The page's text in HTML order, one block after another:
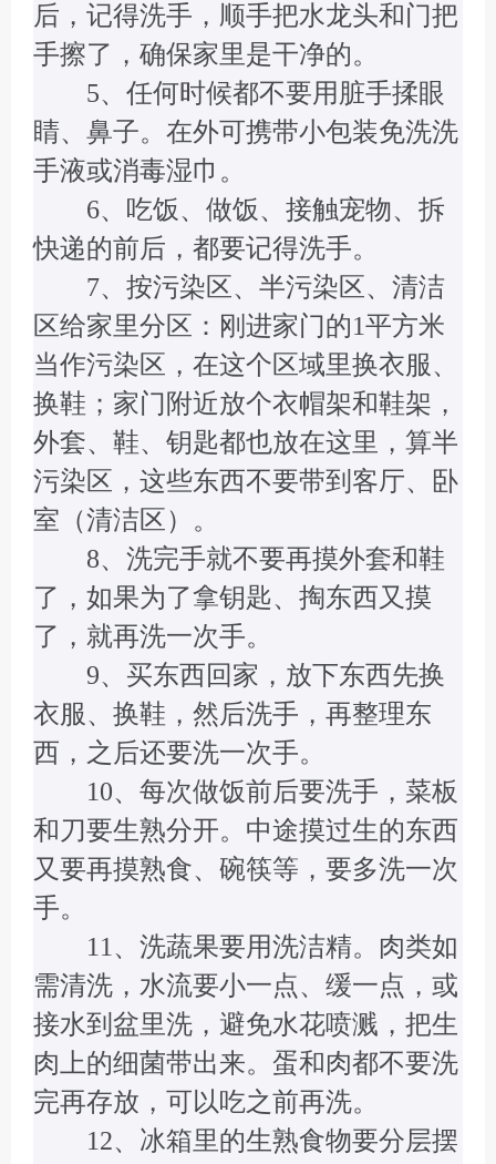
后，记得洗手，顺手把水龙头和门把
手擦了，确保家里是干净的。
5、任何时候都不要用脏手揉眼
睛、鼻子。在外可携带小包装免洗洗
手液或消毒湿巾。
6、吃饭、做饭、接触宠物、拆
快递的前后，都要记得洗手。
7、按污染区、半污染区、清洁
区给家里分区：刚进家门的1平方米
当作污染区，在这个区域里换衣服、
换鞋；家门附近放个衣帽架和鞋架，
外套、鞋、钥匙都也放在这里，算半
污染区，这些东西不要带到客厅、卧
室（清洁区）。
8、洗完手就不要再摸外套和鞋
了，如果为了拿钥匙、掏东西又摸
了，就再洗一次手。
9、买东西回家，放下东西先换
衣服、换鞋，然后洗手，再整理东
西，之后还要洗一次手。
10、每次做饭前后要洗手，菜板
和刀要生熟分开。中途摸过生的东西
又要再摸熟食、碗筷等，要多洗一次
手。
11、洗蔬果要用洗洁精。肉类如
需清洗，水流要小一点、缓一点，或
接水到盆里洗，避免水花喷溅，把生
肉上的细菌带出来。蛋和肉都不要洗
完再存放，可以吃之前再洗。
12、冰箱里的生熟食物要分层摆